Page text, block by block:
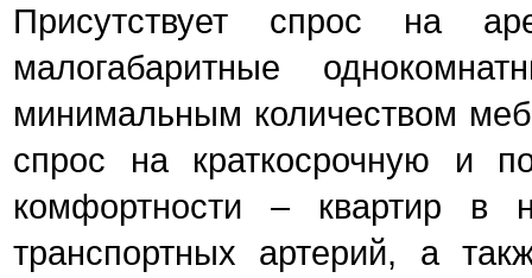
Присутствует спрос на
малогабаритные
минимальным количеством
спрос на краткосрочную и
комфортности – квартир в
транспортных артерий, а